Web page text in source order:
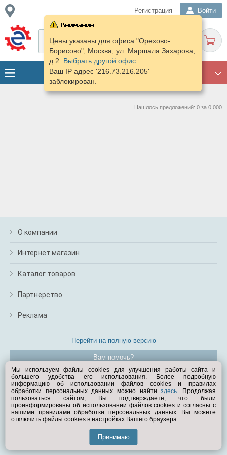
Регистрация Войти
Цены указаны для офиса "Орехово-
Борисово", Москва, ул. Маршала Захарова,
д.2. Выбрать другой офис
Ваш IP адрес '216.73.216.205'
заблокирован.
Нашлось предложений: 0 за 0.000
О компании
Интернет магазин
Каталог товаров
Партнерство
Реклама
Перейти на полную версию
Вам помочь?
© Exist.ru 1998—2026
Мы используем файлы cookies для улучшения работы сайта и
большего удобства его использования. Более подробную
информацию об использовании файлов cookies и правилах
обработки персональных данных можно найтиздесь. Продолжая
пользоваться сайтом, Вы подтверждаете, что были
проинформированы об использовании файлов cookies и согласны с
нашими правилами обработки персональных данных. Вы можете
отключить файлы cookies в настройках Вашего браузера.
Принимаю